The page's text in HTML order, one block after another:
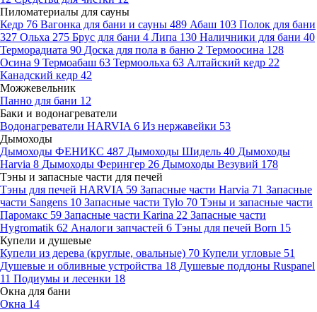
Пиломатериалы для сауны
Кедр 76 Вагонка для бани и сауны 489 Абаш 103 Полок для бани
327 Ольха 275 Брус для бани 4 Липа 130 Наличники для бани 40
Терморадиата 90 Доска для пола в баню 2 Термоосина 128
Осина 9 Термоабаш 63 Термоольха 63 Алтайский кедр 22
Канадский кедр 42
Можжевельник
Панно для бани 12
Баки и водонагреватели
Водонагреватели HARVIA 6 Из нержавейки 53
Дымоходы
Дымоходы ФЕНИКС 487 Дымоходы Шидель 40 Дымоходы
Harvia 8 Дымоходы Ферингер 26 Дымоходы Везувий 178
Тэны и запасные части для печей
Тэны для печей HARVIA 59 Запасные части Harvia 71 Запасные
части Sangens 10 Запасные части Tylo 70 Тэны и запасные части
Паромакс 59 Запасные части Karina 22 Запасные части
Hygromatik 62 Аналоги запчастей 6 Тэны для печей Born 15
Купели и душевые
Купели из дерева (круглые, овальные) 70 Купели угловые 51
Душевые и обливные устройства 18 Душевые поддоны Ruspanel
11 Подиумы и лесенки 18
Окна для бани
Окна 14